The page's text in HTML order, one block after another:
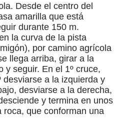
Desde el centro del
amarilla que está
durante 150 m.
la curva de la pista
por camino agrícola
llega arriba, girar a la
y seguir. En el 1º cruce,
desviarse a la izquierda y
desviarse a la derecha,
y termina en unos
roca, que conforman una